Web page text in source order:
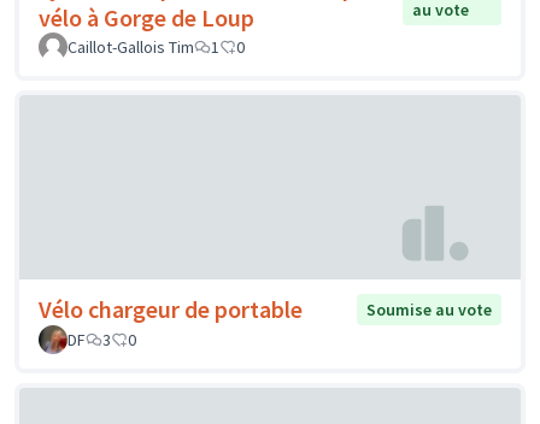
vélo à Gorge de Loup
au vote
Caillot-Gallois Tim
1 0
Vélo chargeur de portable
Soumise au vote
DF
3 0